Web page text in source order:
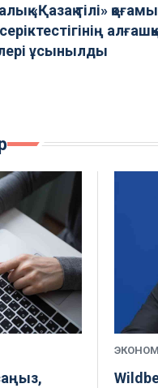
«Қазақ тілі»
ұсынылды